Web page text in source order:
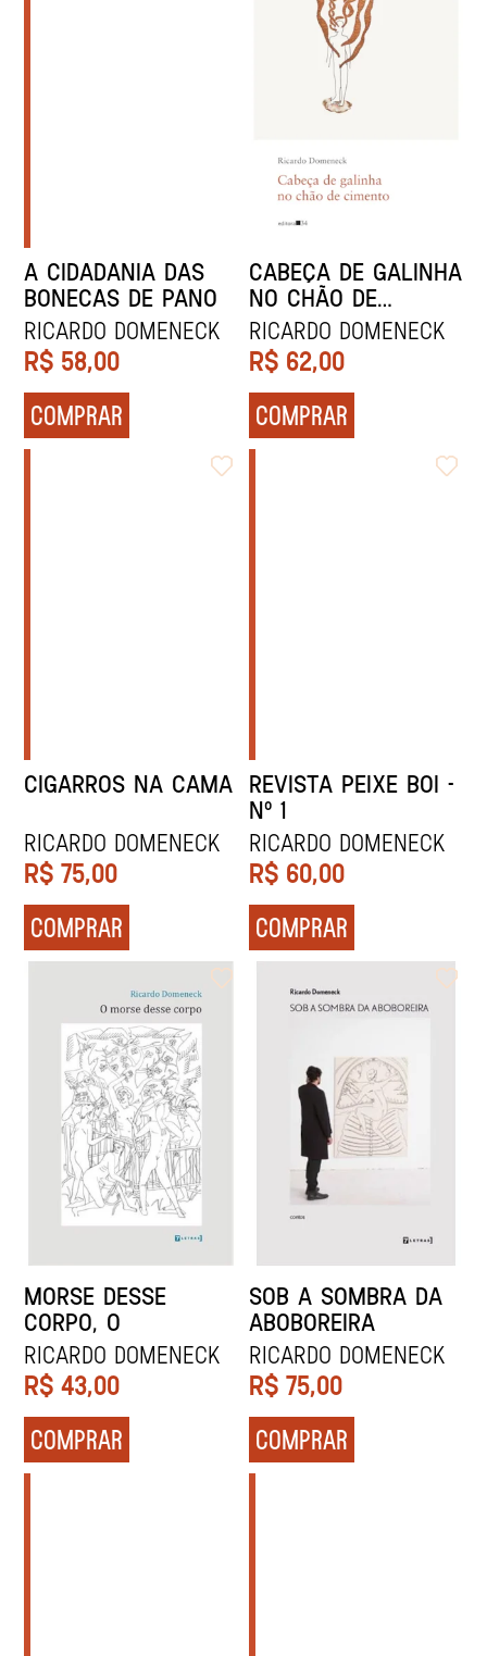
A CIDADANIA DAS
BONECAS DE PANO
Ricardo Domeneck
R$ 58,00
COMPRAR
CABEÇA DE GALINHA
NO CHÃO DE
CIMENTO
Ricardo Domeneck
R$ 62,00
COMPRAR
CIGARROS NA CAMA
Ricardo Domeneck
R$ 75,00
COMPRAR
REVISTA PEIXE BOI -
Nº 1
Ricardo Domeneck
R$ 60,00
COMPRAR
MORSE DESSE
CORPO, O
Ricardo Domeneck
R$ 43,00
COMPRAR
SOB A SOMBRA DA
ABOBOREIRA
Ricardo Domeneck
R$ 75,00
COMPRAR